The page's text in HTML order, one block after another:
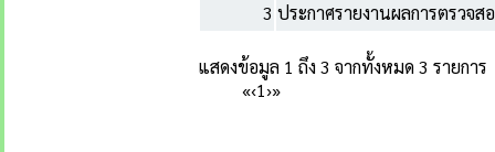
3 ประกาศรายงานผลการตรว
แสดงข้อมูล 1 ถึง 3 จากทั้งหมด 3 รายการ
«‹1›»